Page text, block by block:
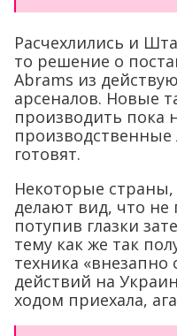
Расчехлились и
то решение о
Abrams из
арсеналов. Новые
производить пока
производственные
готовят.
Некоторые
делают вид, что
потупив глазки
тему как же так
техника «внезапно
действий на
ходом приехала,